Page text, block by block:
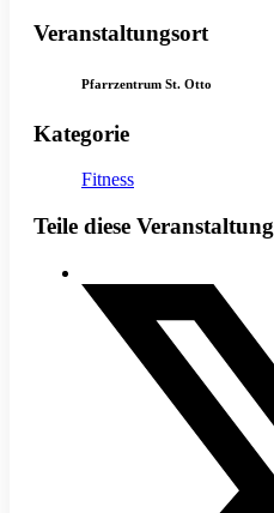
Veranstaltungsort
Pfarrzentrum St. Otto
Kategorie
Fitness
Teile diese Veranstaltung